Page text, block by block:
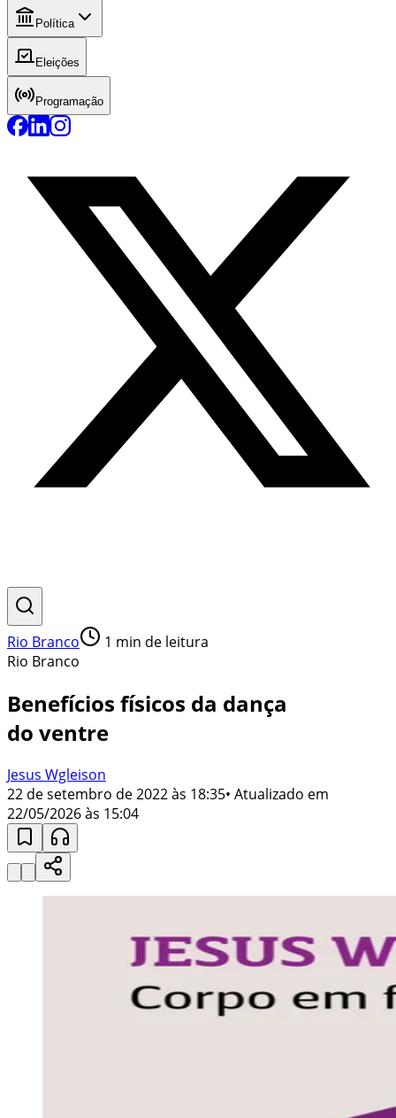
Política
Eleições
Programação
Rio Branco 1 min de leitura
Rio Branco
Benefícios físicos da dança
do ventre
Jesus Wgleison
22 de setembro de 2022 às 18:35• Atualizado em
22/05/2026 às 15:04